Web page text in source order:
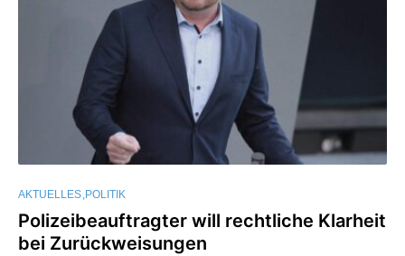
AKTUELLES POLITIK
Polizeibeauftragter will rechtliche Klarheit
bei Zurückweisungen